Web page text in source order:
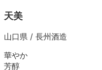
天美
山口県 / 長州酒造
華やか
芳醇